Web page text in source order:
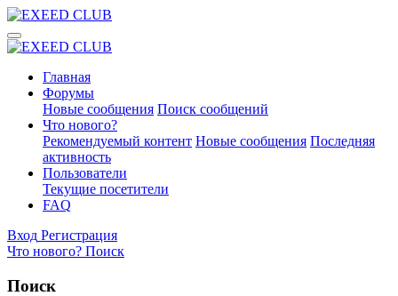
Главная
Форумы
Новые сообщения Поиск сообщений
Что нового?
Рекомендуемый контент Новые сообщения Последняя
активность
Пользователи
Текущие посетители
FAQ
Вход Регистрация
Что нового? Поиск
Поиск